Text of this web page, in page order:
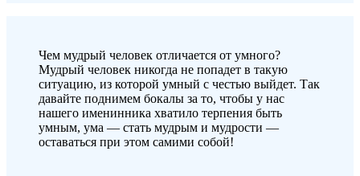
Чем мудрый человек отличается от умного?
Мудрый человек никогда не попадет в такую
ситуацию, из которой умный с честью выйдет. Так
давайте поднимем бокалы за то, чтобы у нас
нашего именинника хватило терпения быть
умным, ума — стать мудрым и мудрости —
оставаться при этом самими собой!